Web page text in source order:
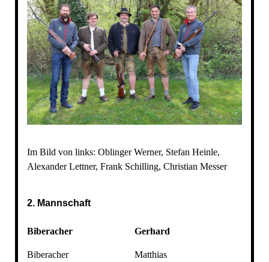
Im Bild von links: Oblinger Werner, Stefan Heinle,
Alexander Lettner, Frank Schilling, Christian Messer
2. Mannschaft
Biberacher Gerhard
Biberacher Matthias